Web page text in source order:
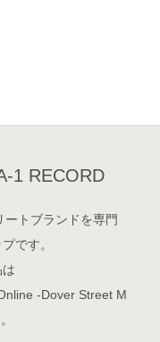
1 RECORD
トブランドを専門
です。
-Dover Street M